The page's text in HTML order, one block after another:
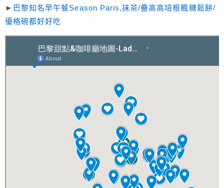
► 巴黎知名早午餐Season Paris,抹茶/疊高高培根楓糖鬆餅/
優格碗都好好吃